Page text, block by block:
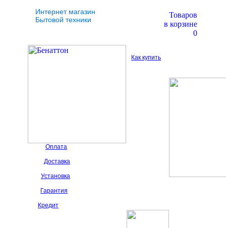
Интернет магазин
Бытовой техники
Товаров
в корзине
0
Как купить
Оплата
Доставка
Установка
Гарантия
Кредит